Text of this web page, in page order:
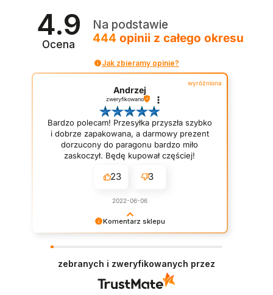
4.9
Ocena
Na podstawie
444 opinii z całego okresu
Jak zbieramy opinie?
Komentarz sklepu
wasza satysfakcja. Staramy się dorzucać drobne
próbki/gratisy do każdego zamówienia w
zależności od jego wartości. Mamy nadzieję - do
wyróżniona
Andrzej
zweryfikowano
Bardzo polecam! Przesyłka przyszła szybko
i dobrze zapakowana, a darmowy prezent
dorzucony do paragonu bardzo miło
zaskoczył. Będę kupował częściej!
23 3
2022-06-06
zebranych i zweryfikowanych przez